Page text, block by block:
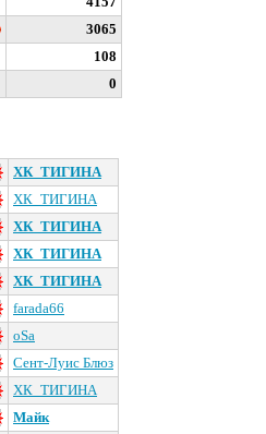
3065
108
0
ХК_ТИГИНА
ХК_ТИГИНА
ХК_ТИГИНА
ХК_ТИГИНА
ХК_ТИГИНА
farada66
oSa
Сент-Луис Блюз
ХК_ТИГИНА
Майк